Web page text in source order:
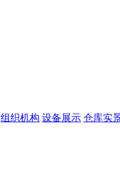
组织机构 设备展示 仓库实